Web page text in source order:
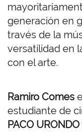
generación en
través de la
versatilidad en
con el arte.
Ramiro Comes
estudiante de
PACO URONDO